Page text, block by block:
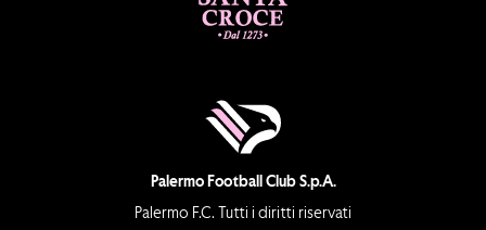
Palermo Football Club S.p.A.
Palermo F.C. Tutti i diritti riservati